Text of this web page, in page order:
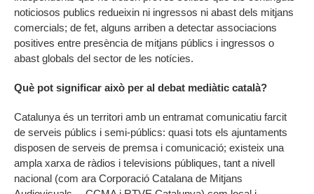
noticiosos publics redueixin ni ingressos ni abast dels mitjans
comercials; de fet, alguns arriben a detectar associacions
positives entre presència de mitjans públics i ingressos o
abast globals del sector de les notícies.
Què pot significar això per al debat mediàtic català?
Catalunya és un territori amb un entramat comunicatiu farcit
de serveis públics i semi-públics: quasi tots els ajuntaments
disposen de serveis de premsa i comunicació; existeix una
ampla xarxa de ràdios i televisions públiques, tant a nivell
nacional (com ara Corporació Catalana de Mitjans